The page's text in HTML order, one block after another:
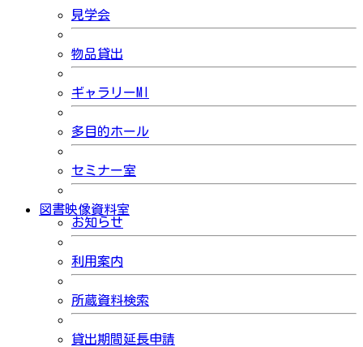
見学会
物品貸出
ギャラリーMI
多目的ホール
セミナー室
図書映像資料室
お知らせ
利用案内
所蔵資料検索
貸出期間延長申請